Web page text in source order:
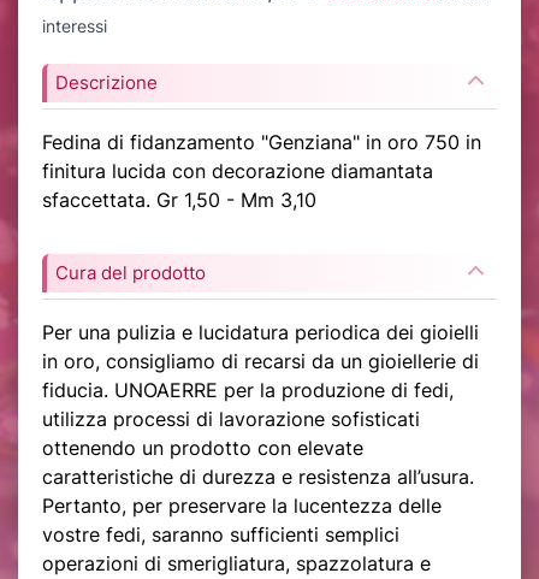
interessi
Descrizione
Fedina di fidanzamento "Genziana" in oro 750 in
finitura lucida con decorazione diamantata
sfaccettata. Gr 1,50 - Mm 3,10
Cura del prodotto
Per una pulizia e lucidatura periodica dei gioielli
in oro, consigliamo di recarsi da un gioiellerie di
fiducia. UNOAERRE per la produzione di fedi,
utilizza processi di lavorazione sofisticati
ottenendo un prodotto con elevate
caratteristiche di durezza e resistenza all’usura.
Pertanto, per preservare la lucentezza delle
vostre fedi, saranno sufficienti semplici
operazioni di smerigliatura, spazzolatura e